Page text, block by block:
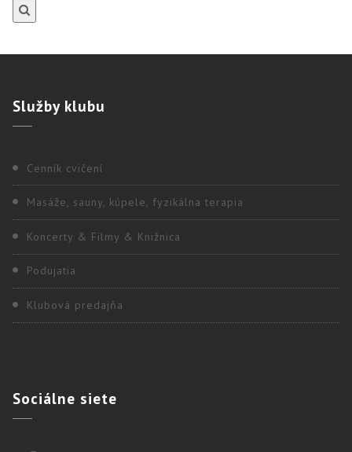
Službyklubu
Cenník cvičení
Masáže, sauny, kúpele, fyzikálna terapia
Koncerty & Filmy & Knižnica
Podujatia
Klubová predajňa
Sociálne siete